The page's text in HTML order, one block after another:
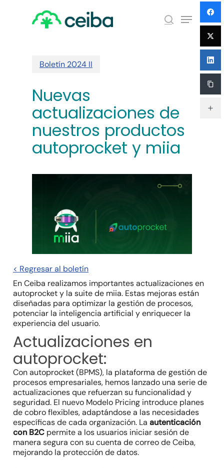
search
Menu
Boletín 2024 II
Nuevas
actualizaciones de
nuestros productos
autoprocket y miia
< Regresar al boletín
En Ceiba realizamos importantes actualizaciones en
autoprocket y la suite de miia. Estas mejoras están
diseñadas para optimizar la gestión de procesos,
potenciar la inteligencia artificial y enriquecer la
experiencia del usuario.
Actualizaciones en
autoprocket:
Con autoprocket (BPMS), la plataforma de gestión de
procesos empresariales, hemos lanzado una serie de
actualizaciones que refuerzan su funcionalidad y
seguridad. El nuevo Modelo Pricing introduce planes
de cobro flexibles, adaptándose a las necesidades
específicas de cada organización. La autenticación
con B2C permite a los usuarios iniciar sesión de
manera segura con su cuenta de correo de Ceiba,
mejorando la protección de datos.
Menu